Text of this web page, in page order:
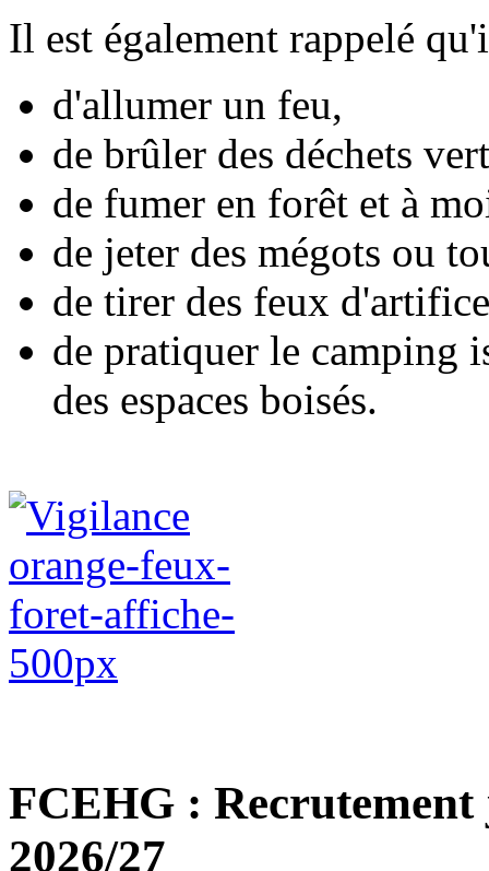
Il est également rappelé
d'allumer un feu,
de brûler des déchets
de fumer en forêt et à
de jeter des mégots ou
de tirer des feux
de pratiquer le camping
des espaces boisés.
FCEHG : Recrutement
2026/27